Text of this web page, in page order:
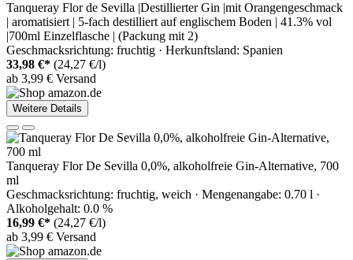
Tanqueray Flor de Sevilla |Destillierter Gin |mit Orangengeschmack
| aromatisiert | 5-fach destilliert auf englischem Boden | 41.3% vol
|700ml Einzelflasche | (Packung mit 2)
Geschmacksrichtung: fruchtig · Herkunftsland: Spanien
33,98 €* (24,27 €/l)
ab 3,99 € Versand
Weitere Details
Tanqueray Flor De Sevilla 0,0%, alkoholfreie Gin-Alternative, 700
ml
Geschmacksrichtung: fruchtig, weich · Mengenangabe: 0.70 l ·
Alkoholgehalt: 0.0 %
16,99 €* (24,27 €/l)
ab 3,99 € Versand